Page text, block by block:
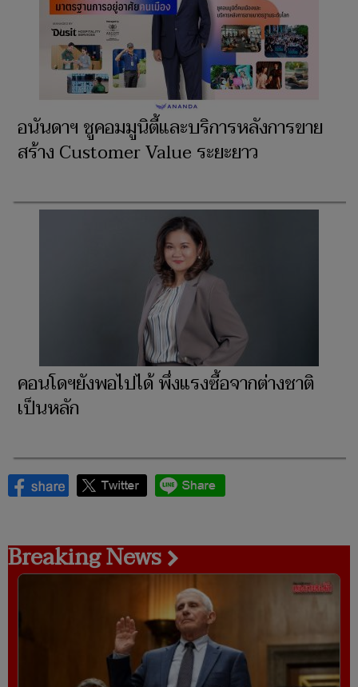
อนันดาฯ ชูคอมมูนิตี้และบริการหลังการขาย
สร้าง Customer Value ระยะยาว
คอนโดฯยังพอไปได้ พึ่งแรงซื้อจากต่างชาติ
เป็นหลัก
Breaking News